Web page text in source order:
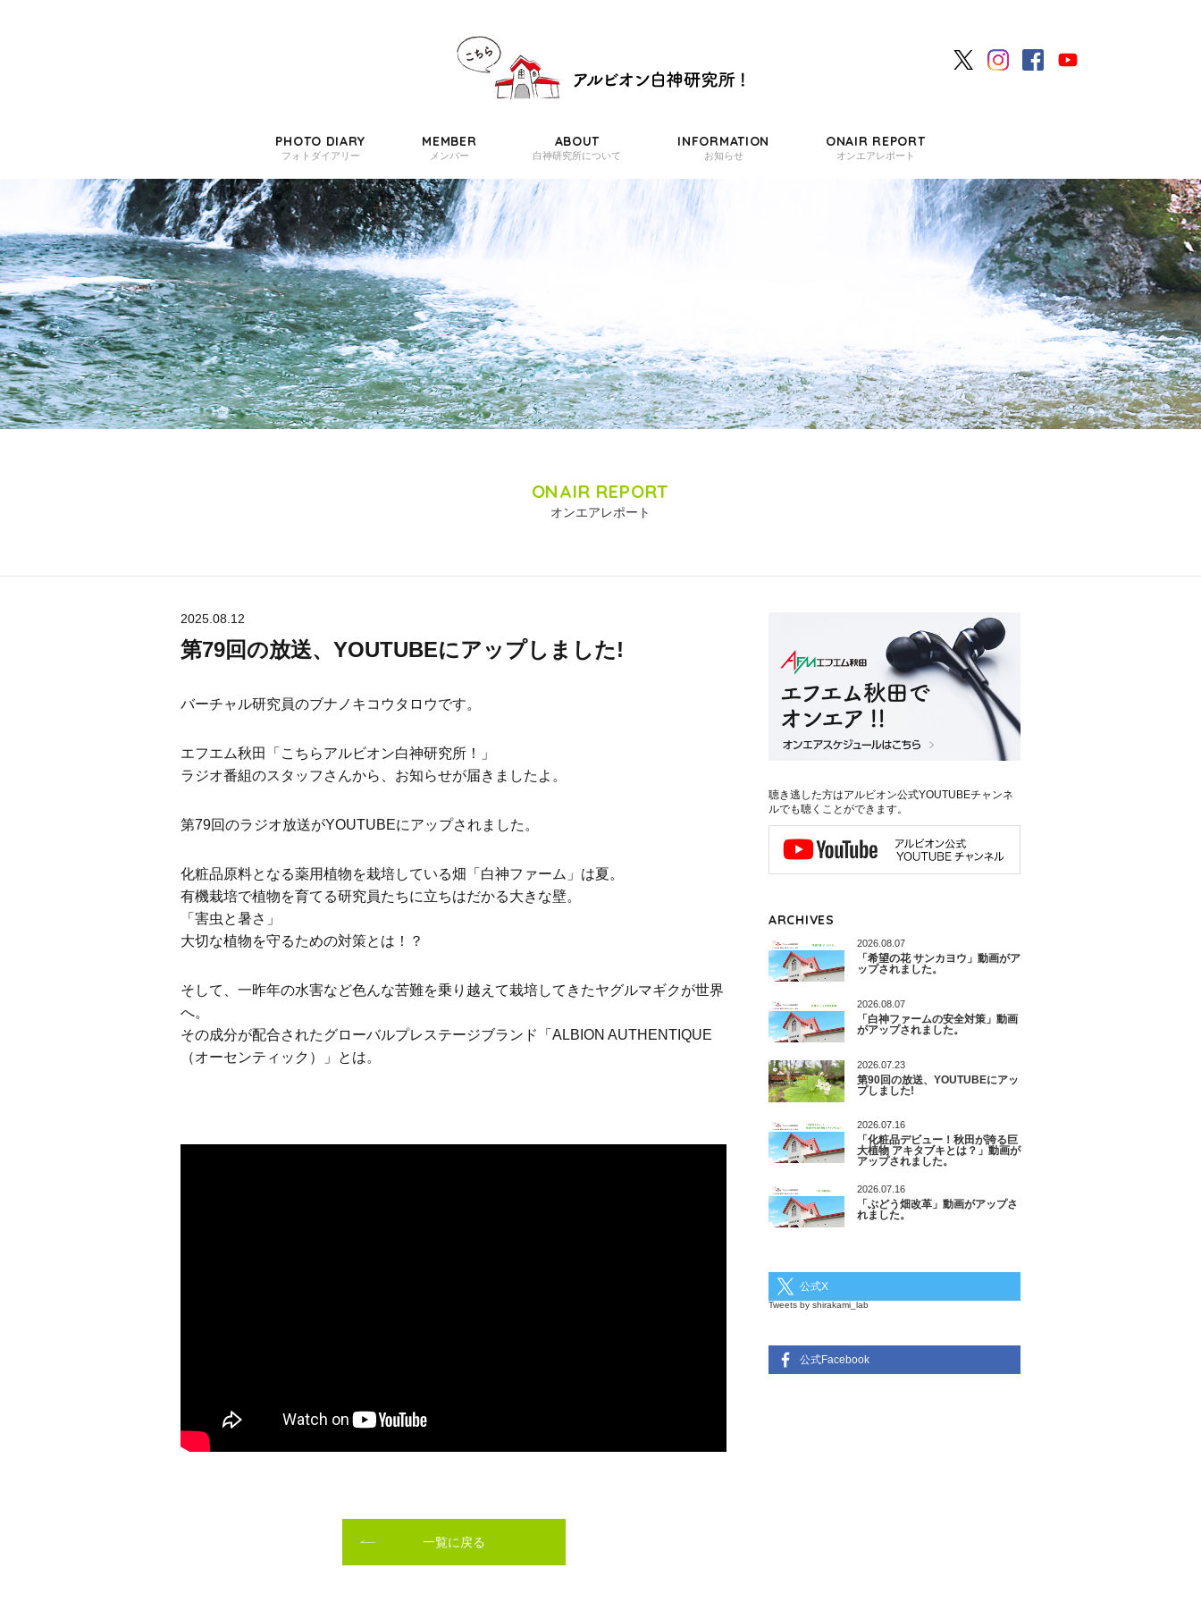
PHOTO DIARY
フォトダイアリー
MEMBER
メンバー
ABOUT
白神研究所について
INFORMATION
お知らせ
ONAIR REPORT
オンエアレポート
ONAIR REPORT
オンエアレポート
2025.08.12
第79回の放送、YOUTUBEにアップしました!
バーチャル研究員のブナノキコウタロウです。
エフエム秋田「こちらアルビオン白神研究所！」
ラジオ番組のスタッフさんから、お知らせが届きましたよ。
第79回のラジオ放送がYOUTUBEにアップされました。
化粧品原料となる薬用植物を栽培している畑「白神ファーム」は夏。
有機栽培で植物を育てる研究員たちに立ちはだかる大きな壁。
「害虫と暑さ」
大切な植物を守るための対策とは！？
そして、一昨年の水害など色んな苦難を乗り越えて栽培してきたヤグルマギクが世界
へ。
その成分が配合されたグローバルプレステージブランド「ALBION AUTHENTIQUE
（オーセンティック）」とは。
一覧に戻る
聴き逃した方はアルビオン公式YOUTUBEチャンネ
ルでも聴くことができます。
ARCHIVES
2026.08.07
「希望の花 サンカヨウ」動画がア
ップされました。
2026.08.07
「白神ファームの安全対策」動画
がアップされました。
2026.07.23
第90回の放送、YOUTUBEにアッ
プしました!
2026.07.16
「化粧品デビュー！秋田が誇る巨
大植物 アキタブキとは？」動画が
アップされました。
2026.07.16
「ぶどう畑改革」動画がアップさ
れました。
公式X
Tweets by shirakami_lab
公式Facebook